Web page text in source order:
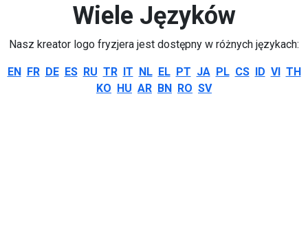
Wiele Języków
Nasz kreator logo fryzjera jest dostępny w różnych językach:
EN FR DE ES RU TR IT NL EL PT JA PL CS ID VI TH
KO HU AR BN RO SV